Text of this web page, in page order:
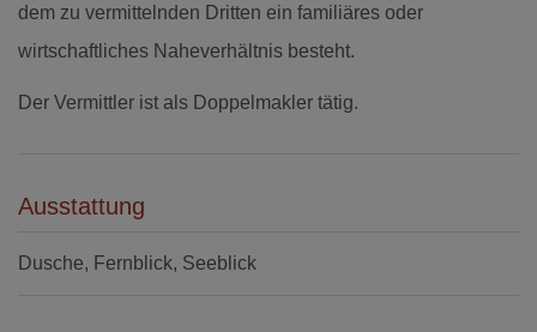
dem zu vermittelnden Dritten ein familiäres oder
wirtschaftliches Naheverhältnis besteht.
Der Vermittler ist als Doppelmakler tätig.
Ausstattung
Dusche Fernblick Seeblick